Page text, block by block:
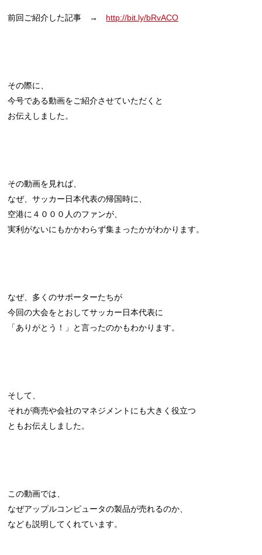
前回ご紹介した記事 → http://bit.ly/bRvACO
その際に、
今号である動画をご紹介させていただくと
お伝えしました。
その動画を見れば、
なぜ、サッカー日本代表の帰国時に、
空港に４０００人のファンが、
実利がないにもかかわらず集まったかがわかります。
なぜ、多くのサポーターたちが
今回の大会をとおしてサッカー日本代表に
「ありがとう！」と言ったのかもわかります。
そして、
それが商売や会社のマネジメントにも大きく役立つ
ともお伝えしました。
この動画では、
なぜアップルコンピュータの製品が売れるのか、
なども説明してくれています。